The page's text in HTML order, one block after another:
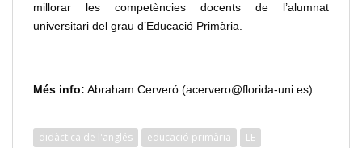
millorar les competències docents de l’alumnat
universitari del grau d’Educació Primària.
Més info: Abraham Cerveró (acervero@florida-uni.es)
didàctica de l'anglés educació primària LE